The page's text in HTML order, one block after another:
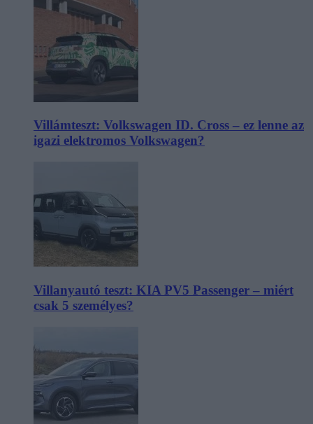
Villámteszt: Volkswagen ID. Cross – ez lenne az
igazi elektromos Volkswagen?
Villanyautó teszt: KIA PV5 Passenger – miért
csak 5 személyes?